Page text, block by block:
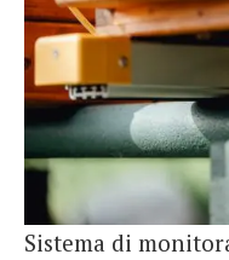
English
Spanish
French
Sistema di